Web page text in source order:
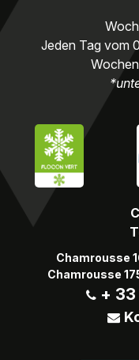
Chamrousse
Chamrousse
+
Jeden Tag vom